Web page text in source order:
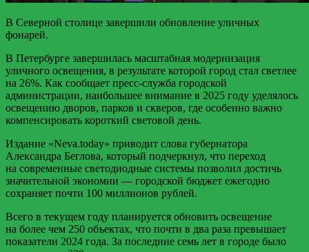
В Северной столице завершили обновление уличных
фонарей.
В Петербурге завершилась масштабная модернизация
уличного освещения, в результате которой город стал светлее
на 26%. Как сообщает пресс-служба городской
администрации, наибольшее внимание в 2025 году уделялось
освещению дворов, парков и скверов, где особенно важно
компенсировать короткий световой день.
Издание «Neva.today» приводит слова губернатора
Александра Беглова, который подчеркнул, что переход
на современные светодиодные системы позволил достичь
значительной экономии — городской бюджет ежегодно
сохраняет почти 100 миллионов рублей.
Всего в текущем году планируется обновить освещение
на более чем 250 объектах, что почти в два раза превышает
показатели 2024 года. За последние семь лет в городе было